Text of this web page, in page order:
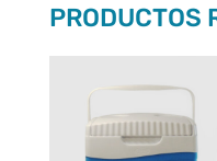
PRODUCTOS